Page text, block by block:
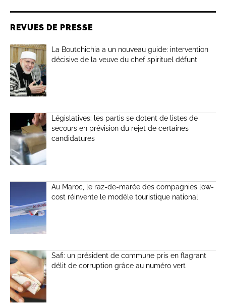
REVUES DE PRESSE
La Boutchichia a un nouveau guide: intervention
décisive de la veuve du chef spirituel défunt
Législatives: les partis se dotent de listes de
secours en prévision du rejet de certaines
candidatures
Au Maroc, le raz-de-marée des compagnies low-
cost réinvente le modèle touristique national
Safi: un président de commune pris en flagrant
délit de corruption grâce au numéro vert